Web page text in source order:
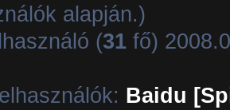
alapján.)
(31 fő)
Baidu